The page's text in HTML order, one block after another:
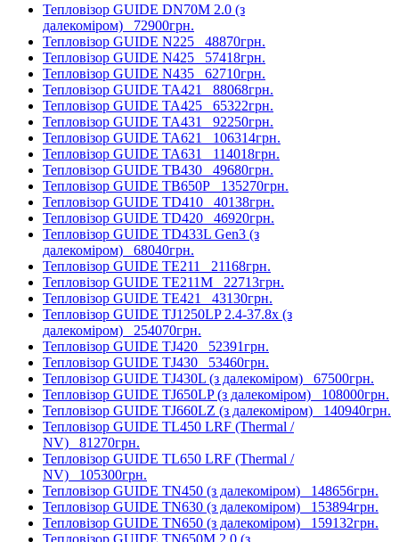
Тепловізор GUIDE DN70M 2.0 (з
далекоміром) 72900грн.
Тепловізор GUIDE N225 48870грн.
Тепловізор GUIDE N425 57418грн.
Тепловізор GUIDE N435 62710грн.
Тепловізор GUIDE TA421 88068грн.
Тепловізор GUIDE TA425 65322грн.
Тепловізор GUIDE TA431 92250грн.
Тепловізор GUIDE TA621 106314грн.
Тепловізор GUIDE TA631 114018грн.
Тепловізор GUIDE TB430 49680грн.
Тепловізор GUIDE TB650P 135270грн.
Тепловізор GUIDE TD410 40138грн.
Тепловізор GUIDE TD420 46920грн.
Тепловізор GUIDE TD433L Gen3 (з
далекоміром) 68040грн.
Тепловізор GUIDE TE211 21168грн.
Тепловізор GUIDE TE211M 22713грн.
Тепловізор GUIDE TE421 43130грн.
Тепловізор GUIDE TJ1250LP 2.4-37.8x (з
далекоміром) 254070грн.
Тепловізор GUIDE TJ420 52391грн.
Тепловізор GUIDE TJ430 53460грн.
Тепловізор GUIDE TJ430L (з далекоміром) 67500грн.
Тепловізор GUIDE TJ650LP (з далекоміром) 108000грн.
Тепловізор GUIDE TJ660LZ (з далекоміром) 140940грн.
Тепловізор GUIDE TL450 LRF (Thermal /
NV) 81270грн.
Тепловізор GUIDE TL650 LRF (Thermal /
NV) 105300грн.
Тепловізор GUIDE TN450 (з далекоміром) 148656грн.
Тепловізор GUIDE TN630 (з далекоміром) 153894грн.
Тепловізор GUIDE TN650 (з далекоміром) 159132грн.
Тепловізор GUIDE TN650M 2.0 (з